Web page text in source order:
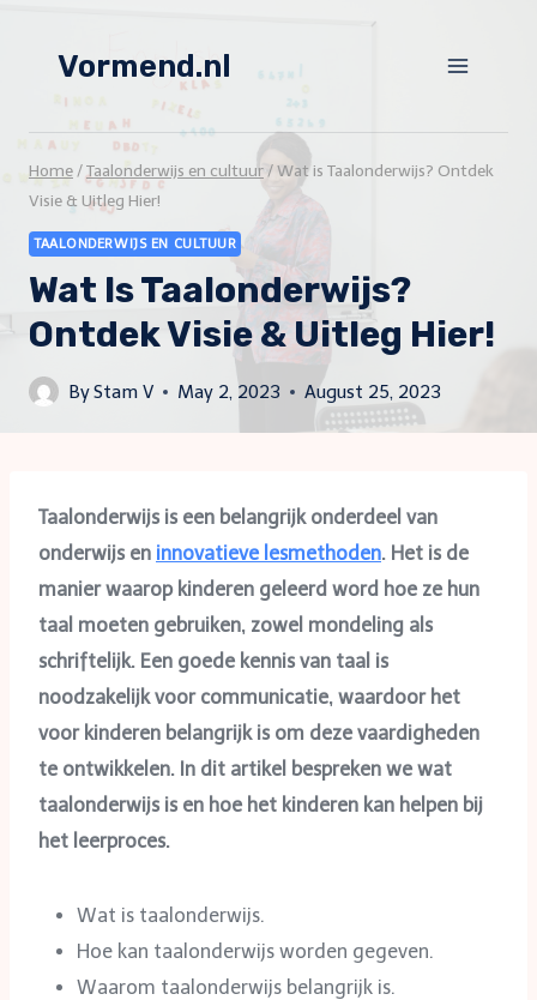
Vormend.nl
Home/Taalonderwijs en cultuur /Wat is Taalonderwijs? Ontdek
Visie & Uitleg Hier!
TAALONDERWIJS EN CULTUUR
Wat Is Taalonderwijs?
Ontdek Visie & Uitleg Hier!
ByStam V May 2, 2023 August 25, 2023
Taalonderwijs is een belangrijk onderdeel van
onderwijs en innovatieve lesmethoden. Het is de
manier waarop kinderen geleerd word hoe ze hun
taal moeten gebruiken, zowel mondeling als
schriftelijk. Een goede kennis van taal is
noodzakelijk voor communicatie, waardoor het
voor kinderen belangrijk is om deze vaardigheden
te ontwikkelen. In dit artikel bespreken we wat
taalonderwijs is en hoe het kinderen kan helpen bij
het leerproces.
Wat is taalonderwijs.
Hoe kan taalonderwijs worden gegeven.
Waarom taalonderwijs belangrijk is.